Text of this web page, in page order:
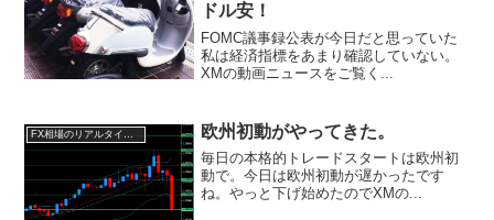
ドル安！
FOMC議事録公表が今日だと思っていた
私は経済指標をあまり確認していない。
XMの動画ニュースをご覧く...
欧州初動がやってきた。
毎日の本格的トレードスタートは欧州初
動で。今日は欧州初動が遅かったです
ね。やっと下げ始めたのでXMの...